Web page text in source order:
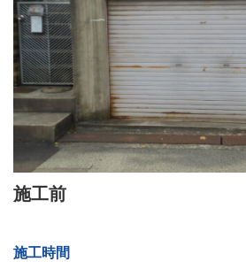
施工前
施工時間